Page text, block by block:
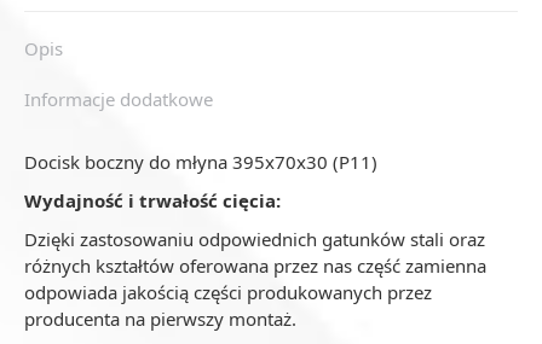
Opis
Informacje dodatkowe
Docisk boczny do młyna 395x70x30 (P11)
Wydajność i trwałość cięcia:
Dzięki zastosowaniu odpowiednich gatunków stali oraz
różnych kształtów oferowana przez nas część zamienna
odpowiada jakością części produkowanych przez
producenta na pierwszy montaż.